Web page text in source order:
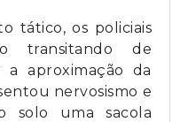
tático, os policiais
transitando de
a aproximação da
nervosismo e
solo uma sacola